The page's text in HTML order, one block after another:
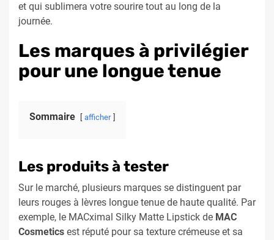
et qui sublimera votre sourire tout au long de la
journée.
Les marques à privilégier
pour une longue tenue
Sommaire afficher
Les produits à tester
Sur le marché, plusieurs marques se distinguent par
leurs rouges à lèvres longue tenue de haute qualité. Par
exemple, le MACximal Silky Matte Lipstick de MAC
Cosmetics est réputé pour sa texture crémeuse et sa